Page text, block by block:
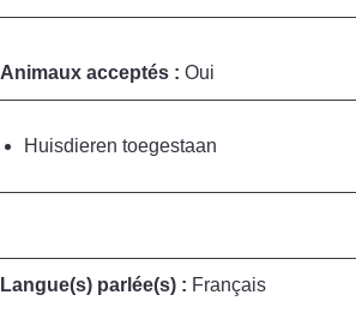
Animaux acceptés : Oui
Huisdieren toegestaan
Langue(s) parlée(s) : Français